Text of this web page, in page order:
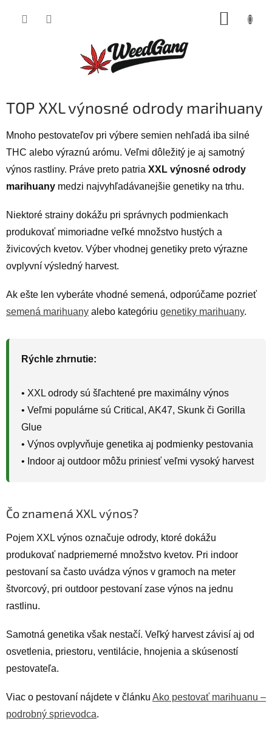
TOP XXL výnosné odrody marihuany
Mnoho pestovateľov pri výbere semien nehľadá iba silné
THC alebo výraznú arómu. Veľmi dôležitý je aj samotný
výnos rastliny. Práve preto patria XXL výnosné odrody
marihuany medzi najvyhľadávanejšie genetiky na trhu.
Niektoré strainy dokážu pri správnych podmienkach
produkovať mimoriadne veľké množstvo hustých a
živicových kvetov. Výber vhodnej genetiky preto výrazne
ovplyvní výsledný harvest.
Ak ešte len vyberáte vhodné semená, odporúčame pozrieť
semená marihuany alebo kategóriu genetiky marihuany.
Rýchle zhrnutie:
• XXL odrody sú šľachtené pre maximálny výnos
• Veľmi populárne sú Critical, AK47, Skunk či Gorilla
Glue
• Výnos ovplyvňuje genetika aj podmienky pestovania
• Indoor aj outdoor môžu priniesť veľmi vysoký harvest
Čo znamená XXL výnos?
Pojem XXL výnos označuje odrody, ktoré dokážu
produkovať nadpriemerné množstvo kvetov. Pri indoor
pestovaní sa často uvádza výnos v gramoch na meter
štvorcový, pri outdoor pestovaní zase výnos na jednu
rastlinu.
Samotná genetika však nestačí. Veľký harvest závisí aj od
osvetlenia, priestoru, ventilácie, hnojenia a skúseností
pestovateľa.
Viac o pestovaní nájdete v článku Ako pestovať marihuanu –
podrobný sprievodca.